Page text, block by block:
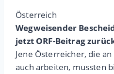
Österreich
Wegweisender
jetzt ORF-Beitrag
Jene Österreicher, die
auch arbeiten, mussten